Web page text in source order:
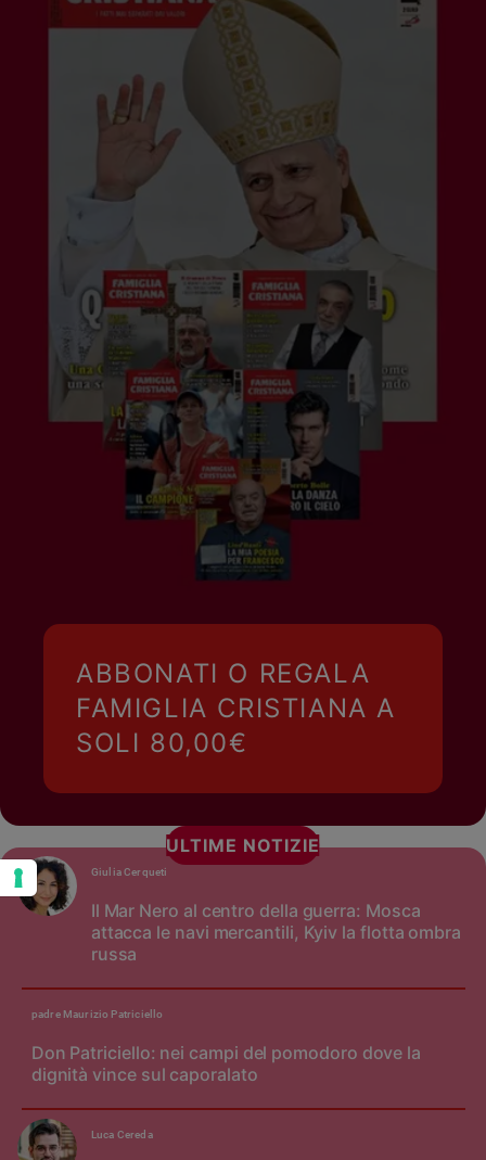
ABBONATI O REGALA
FAMIGLIA CRISTIANA A
SOLI 80,00€
ULTIME NOTIZIE
Il Mar Nero al centro della guerra: Mosca
attacca le navi mercantili, Kyiv la flotta ombra
russa
Giulia Cerqueti
Don Patriciello: nei campi del pomodoro dove la
dignità vince sul caporalato
padre Maurizio Patriciello
Luca Cereda